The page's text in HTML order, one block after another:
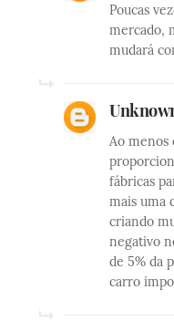
Poucas
mercado,
mudará
Ao menos
fábricas
mais uma
criando
negativo
de 5% da
carro